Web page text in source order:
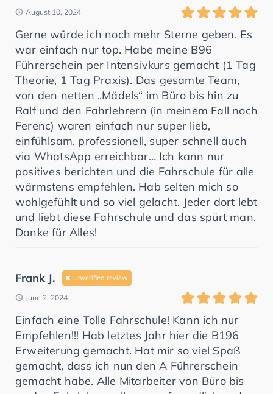
August 10, 2024
Gerne würde ich noch mehr Sterne geben. Es
war einfach nur top. Habe meine B96
Führerschein per Intensivkurs gemacht (1 Tag
Theorie, 1 Tag Praxis). Das gesamte Team,
von den netten „Mädels“ im Büro bis hin zu
Ralf und den Fahrlehrern (in meinem Fall noch
Ferenc) waren einfach nur super lieb,
einfühlsam, professionell, super schnell auch
via WhatsApp erreichbar… Ich kann nur
positives berichten und die Fahrschule für alle
wärmstens empfehlen. Hab selten mich so
wohlgefühlt und so viel gelacht. Jeder dort lebt
und liebt diese Fahrschule und das spürt man.
Danke für Alles!
Frank J. Unverified review
June 2, 2024
Einfach eine Tolle Fahrschule! Kann ich nur
Empfehlen!!! Hab letztes Jahr hier die B196
Erweiterung gemacht. Hat mir so viel Spaß
gemacht, dass ich nun den A Führerschein
gemacht habe. Alle Mitarbeiter von Büro bis